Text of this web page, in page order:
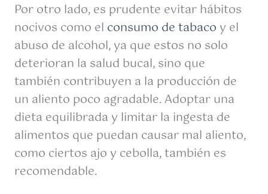
Por otro lado, es prudente evitar hábitos
nocivos como el consumo de tabaco y el
abuso de alcohol, ya que estos no solo
deterioran la salud bucal, sino que
también contribuyen a la producción de
un aliento poco agradable. Adoptar una
dieta equilibrada y limitar la ingesta de
alimentos que puedan causar mal aliento,
como ciertos ajo y cebolla, también es
recomendable.